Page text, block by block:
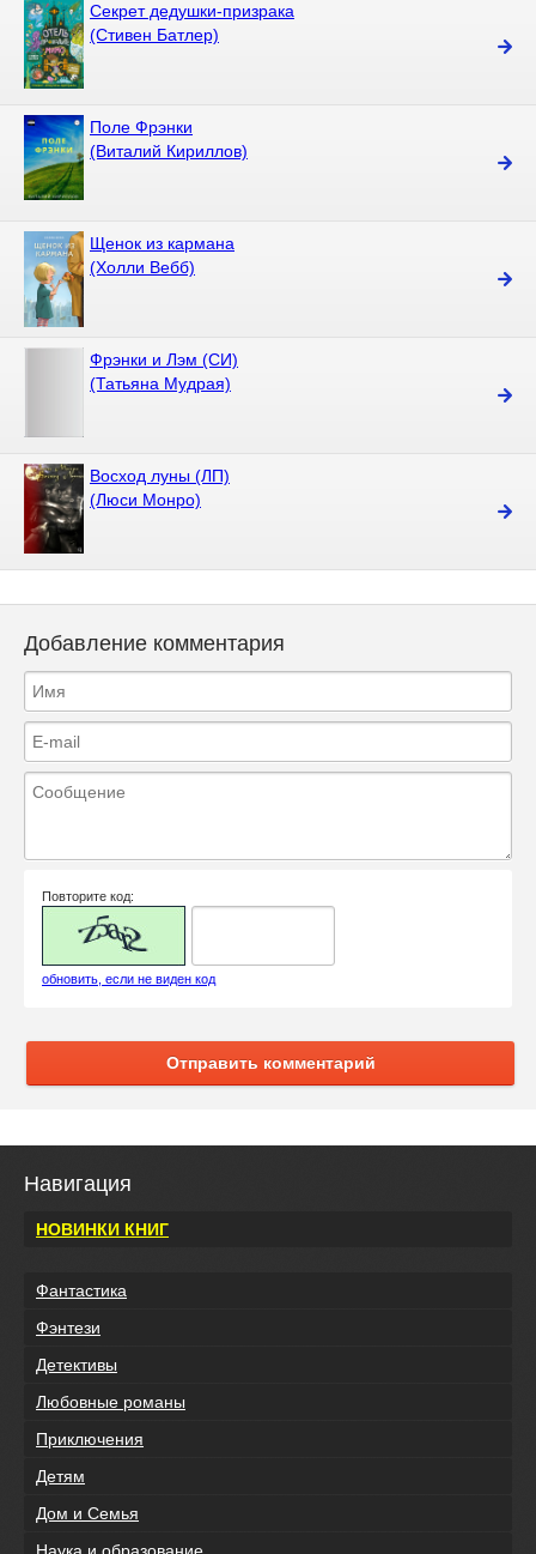
Секрет дедушки-призрака
(Стивен Батлер)
Поле Фрэнки
(Виталий Кириллов)
Щенок из кармана
(Холли Вебб)
Фрэнки и Лэм (СИ)
(Татьяна Мудрая)
Восход луны (ЛП)
(Люси Монро)
Добавление комментария
Повторите код:
обновить, если не виден код
Отправить комментарий
Навигация
НОВИНКИ КНИГ
Фантастика
Фэнтези
Детективы
Любовные романы
Приключения
Детям
Дом и Семья
Наука и образование